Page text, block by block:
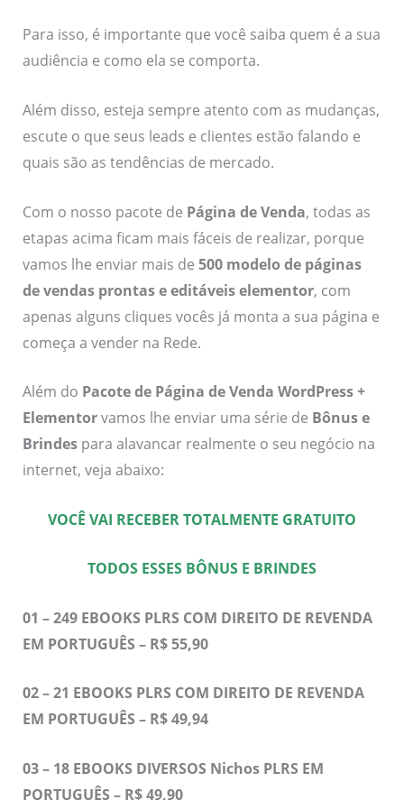
Para isso, é importante que você saiba quem é a sua
audiência e como ela se comporta.
Além disso, esteja sempre atento com as mudanças,
escute o que seus leads e clientes estão falando e
quais são as tendências de mercado.
Com o nosso pacote de Página de Venda, todas as
etapas acima ficam mais fáceis de realizar, porque
vamos lhe enviar mais de 500 modelo de páginas
de vendas prontas e editáveis elementor, com
apenas alguns cliques vocês já monta a sua página e
começa a vender na Rede.
Além do Pacote de Página de Venda WordPress +
Elementorvamos lhe enviar uma série de Bônus e
Brindespara alavancar realmente o seu negócio na
internet, veja abaixo:
VOCÊ VAI RECEBER TOTALMENTE GRATUITO
TODOS ESSES BÔNUS E BRINDES
01 – 249 EBOOKS PLRS COM DIREITO DE REVENDA
EM PORTUGUÊS – R$ 55,90
02 – 21 EBOOKS PLRS COM DIREITO DE REVENDA
EM PORTUGUÊS – R$ 49,94
03 – 18 EBOOKS DIVERSOS Nichos PLRS EM
PORTUGUÊS – R$ 49,90